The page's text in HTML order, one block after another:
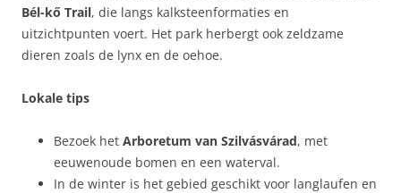
Bél-kő Trail, die langs kalksteenformaties en
uitzichtpunten voert. Het park herbergt ook zeldzame
dieren zoals de lynx en de oehoe.
Lokale tips
Bezoek het Arboretum van Szilvásvárad, met
eeuwenoude bomen en een waterval.
In de winter is het gebied geschikt voor langlaufen en